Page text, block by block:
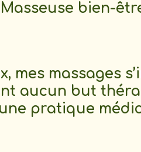
Masseuse bien-
mes massages
aucun but
pratique